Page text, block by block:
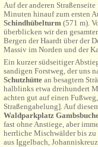
Auf der anderen
Minuten hinauf zum ersten
Schindhübelturm (571 m).
überblicken wir den
Bergen der Haardt über der
Massiv im Norden und der
Ein kurzer südseitiger
sandigen Forstweg, der uns
Schutzhütte an besagtem
halblinks etwa dreihundert
achten gut auf einen
Straßengabelung]. Auf
Waldparkplatz
fast ohne Anstiege, aber
herrliche Mischwälder bis zu
aus Iggelbach,